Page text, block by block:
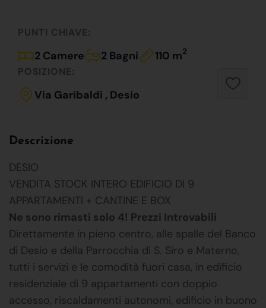
PUNTI CHIAVE:
2 Camere 2 Bagni 110 m2
POSIZIONE:
Via Garibaldi , Desio
Descrizione
DESIO
VENDITA STOCK INTERO EDIFICIO DI 9
APPARTAMENTI + CANTINE E BOX
Ne sono rimasti solo 4! Prezzi Introvabili
Direttamente in pieno centro, alle spalle del Banco
di Desio e della Parrocchia di S. Siro e Materno,
tutti i servizi e le comodità fuori casa, in edificio
residenziale di 9 appartamenti con doppio
accesso, riscaldamenti autonomi, edificio in buono